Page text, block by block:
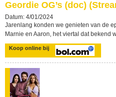
Geordie OG’s (doc)
Datum: 4/01/2024
Jarenlang konden we genieten van de
Marnie en Aaron, het viertal dat bekend
Koop online bij